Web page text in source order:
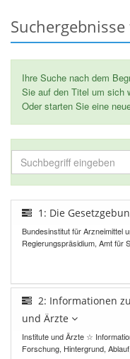
Ihre Suche nach dem
Sie auf den Titel um sich
Oder starten Sie eine
1: Die
Bundesinstitut für Arzneimittel
Regierungspräsidium, Amt für
2: Informationen
und Ärzte
Institute und Ärzte ☆
Forschung, Hintergrund,